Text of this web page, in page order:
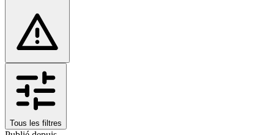
Tous les filtres